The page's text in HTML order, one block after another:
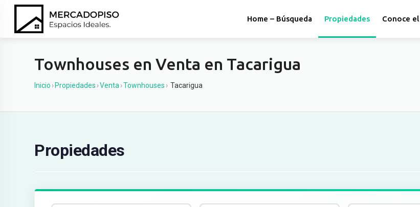
Home – Búsqueda Propiedades Conoce
Townhouses en Venta en Tacarigua
Inicio › Propiedades ›Venta ›Townhouses › Tacarigua
Propiedades